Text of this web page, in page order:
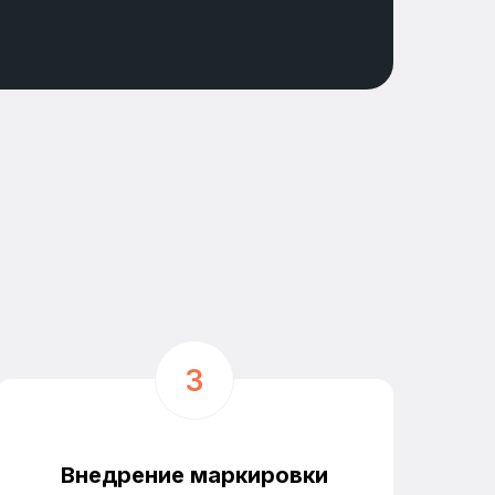
Внедрение маркировки